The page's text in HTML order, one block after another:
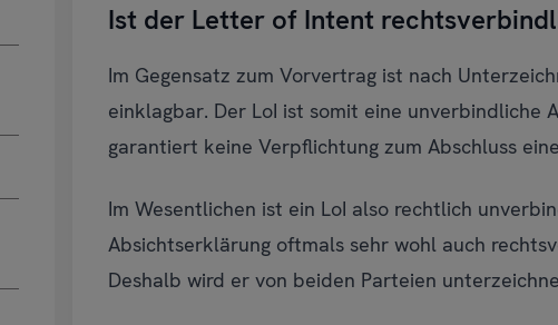
Ist der Letter of Intent
Im Gegensatz zum Vorvertrag ist nach
einklagbar. Der LoI ist somit eine
garantiert keine Verpflichtung zum Abschluss
Im Wesentlichen ist ein LoI also rechtlich
Absichtserklärung oftmals sehr wohl auch
Deshalb wird er von beiden Parteien